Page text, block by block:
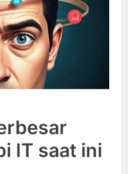
IT saat ini